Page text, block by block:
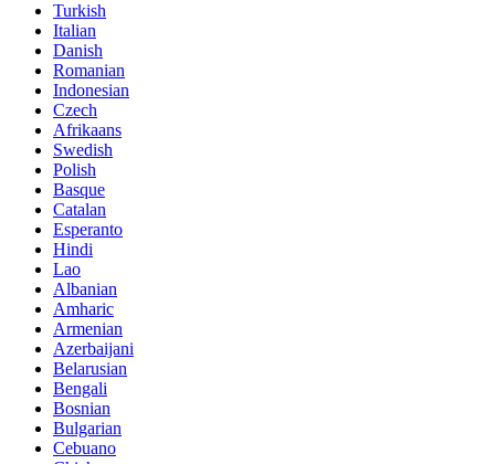
Turkish
Italian
Danish
Romanian
Indonesian
Czech
Afrikaans
Swedish
Polish
Basque
Catalan
Esperanto
Hindi
Lao
Albanian
Amharic
Armenian
Azerbaijani
Belarusian
Bengali
Bosnian
Bulgarian
Cebuano